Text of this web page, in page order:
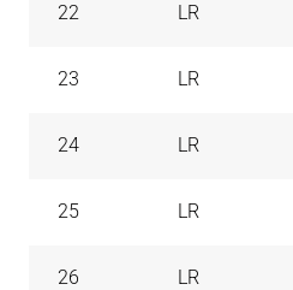
22 LR
23 LR
24 LR
25 LR
26 LR